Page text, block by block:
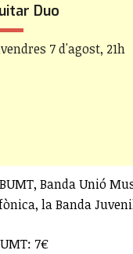
Duo
7 d'agost, 21h
Banda Unió
la Banda
7€